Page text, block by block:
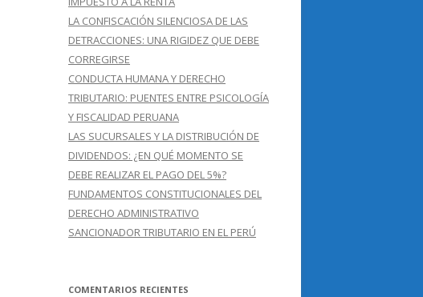
LA CONFISCACIÓN SILENCIOSA DE LAS
DETRACCIONES: UNA RIGIDEZ QUE DEBE
CORREGIRSE
CONDUCTA HUMANA Y DERECHO
TRIBUTARIO: PUENTES ENTRE PSICOLOGÍA
Y FISCALIDAD PERUANA
LAS SUCURSALES Y LA DISTRIBUCIÓN DE
DIVIDENDOS: ¿EN QUÉ MOMENTO SE
DEBE REALIZAR EL PAGO DEL 5%?
FUNDAMENTOS CONSTITUCIONALES DEL
DERECHO ADMINISTRATIVO
SANCIONADOR TRIBUTARIO EN EL PERÚ
COMENTARIOS RECIENTES